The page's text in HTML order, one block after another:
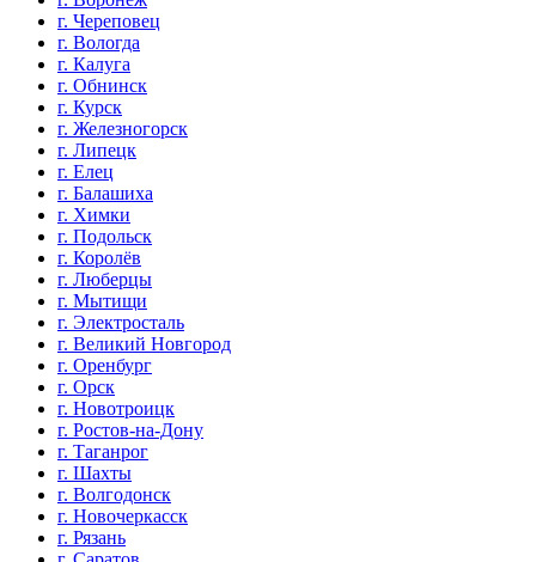
г. Череповец
г. Вологда
г. Калуга
г. Обнинск
г. Курск
г. Железногорск
г. Липецк
г. Елец
г. Балашиха
г. Химки
г. Подольск
г. Королёв
г. Люберцы
г. Мытищи
г. Электросталь
г. Великий Новгород
г. Оренбург
г. Орск
г. Новотроицк
г. Ростов-на-Дону
г. Таганрог
г. Шахты
г. Волгодонск
г. Новочеркасск
г. Рязань